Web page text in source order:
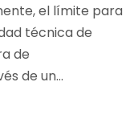
el límite para
técnica de
de
de un...